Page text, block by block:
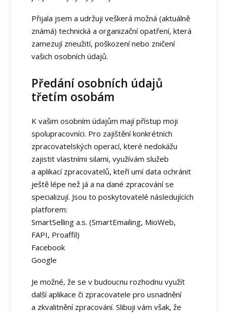
Přijala jsem a udržuji veškerá možná (aktuálně
známá) technická a organizační opatření, která
zamezují zneužití, poškození nebo zničení
vašich osobních údajů.
Předání osobních údajů
třetím osobám
K vašim osobním údajům mají přístup moji
spolupracovníci. Pro zajištění konkrétních
zpracovatelských operací, které nedokážu
zajistit vlastními silami, využívám služeb
a aplikací zpracovatelů, kteří umí data ochránit
ještě lépe než já a na dané zpracování se
specializují. Jsou to poskytovatelé následujících
platforem:
SmartSelling a.s. (SmartEmailing, MioWeb,
FAPI, Proaffil)
Facebook
Google
Je možné, že se v budoucnu rozhodnu využít
další aplikace či zpracovatele pro usnadnění
a zkvalitnění zpracování. Slibuji vám však, že